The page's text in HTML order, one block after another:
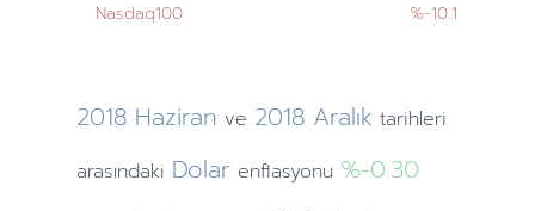
Nasdaq100 %-10.1
2018 Haziran ve 2018 Aralık tarihleri
arasındaki Dolar enflasyonu %-0.30